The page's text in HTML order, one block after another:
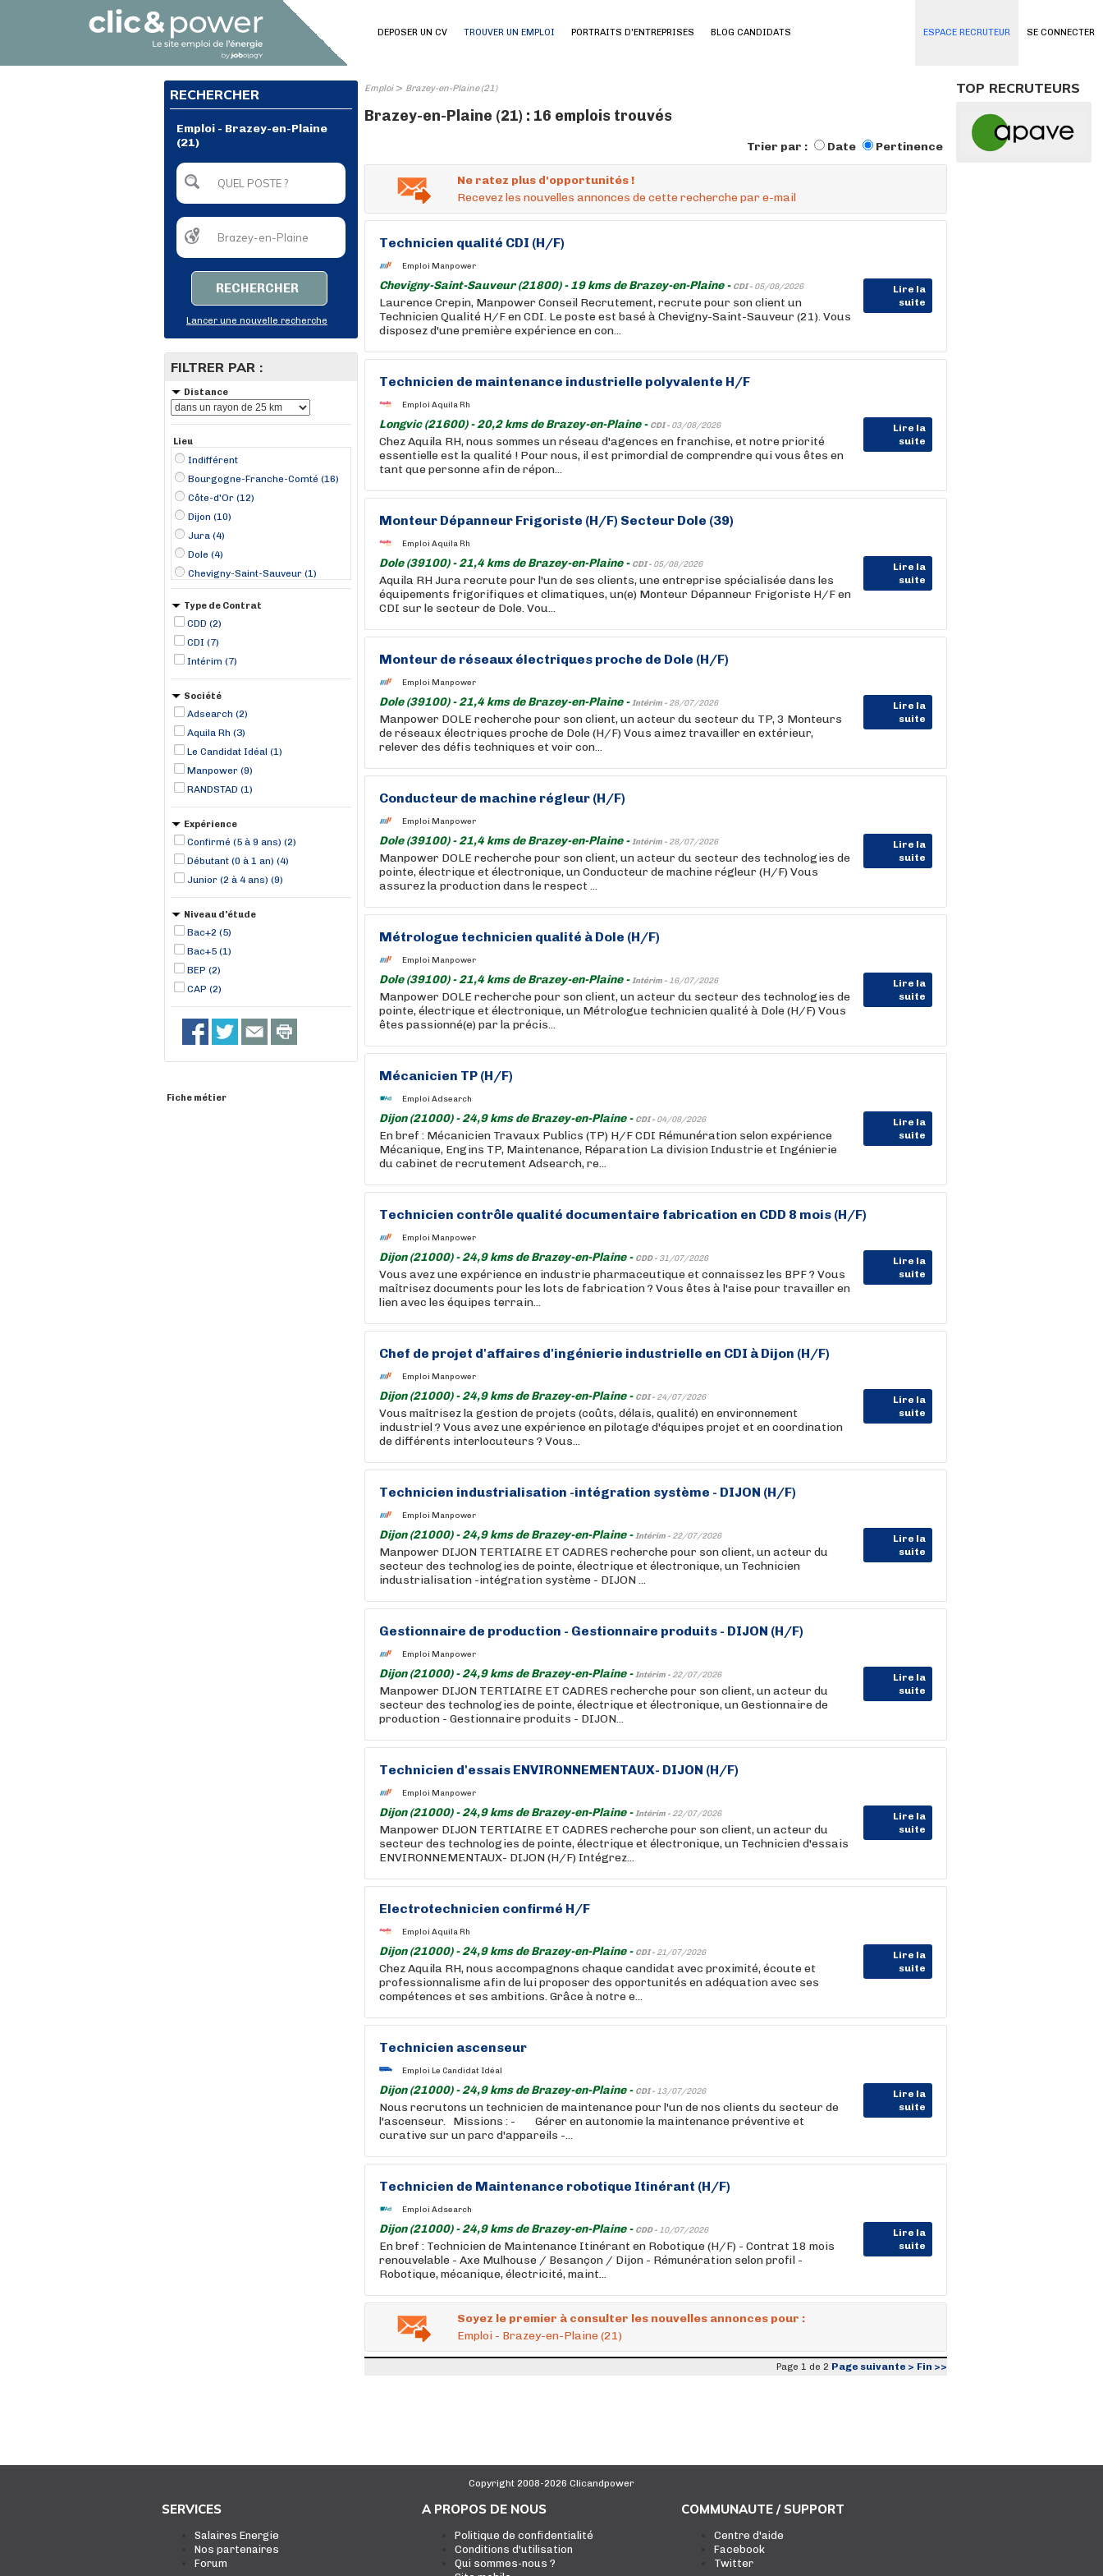
SE CONNECTER
DEPOSER UN CV TROUVER UN EMPLOI PORTRAITS D'ENTREPRISES BLOG CANDIDATS ESPACE RECRUTEUR
RECHERCHER
Emploi - Brazey-en-Plaine
(21)
RECHERCHER
Lancer une nouvelle recherche
FILTRER PAR :
Distance
Lieu
Indifférent
Bourgogne-Franche-Comté (16)
Côte-d'Or (12)
Dijon (10)
Jura (4)
Dole (4)
Chevigny-Saint-Sauveur (1)
Longvic (1)
Type de Contrat
CDD (2)
CDI (7)
Intérim (7)
Société
Adsearch (2)
Aquila Rh (3)
Le Candidat Idéal (1)
Manpower (9)
RANDSTAD (1)
Expérience
Confirmé (5 à 9 ans) (2)
Débutant (0 à 1 an) (4)
Junior (2 à 4 ans) (9)
Niveau d'étude
Bac+2 (5)
Bac+5 (1)
BEP (2)
CAP (2)
Fiche métier
Emploi> Brazey-en-Plaine (21)
Brazey-en-Plaine (21) : 16 emplois trouvés
Trier par : Date Pertinence
Ne ratez plus d'opportunités !
Recevez les nouvelles annonces de cette recherche par e-mail
Technicien qualité CDI (H/F)
Emploi Manpower
Chevigny-Saint-Sauveur (21800) - 19 kms de Brazey-en-Plaine - CDI - 05/08/2026
Lire la
suite
Laurence Crepin, Manpower Conseil Recrutement, recrute pour son client un
Technicien Qualité H/F en CDI. Le poste est basé à Chevigny-Saint-Sauveur (21). Vous
disposez d'une première expérience en con...
Technicien de maintenance industrielle polyvalente H/F
Emploi Aquila Rh
Longvic (21600) - 20,2 kms de Brazey-en-Plaine - CDI - 03/08/2026
Lire la
suite
Chez Aquila RH, nous sommes un réseau d'agences en franchise, et notre priorité
essentielle est la qualité ! Pour nous, il est primordial de comprendre qui vous êtes en
tant que personne afin de répon...
Monteur Dépanneur Frigoriste (H/F) Secteur Dole (39)
Emploi Aquila Rh
Dole (39100) - 21,4 kms de Brazey-en-Plaine - CDI - 05/08/2026
Lire la
suite
Aquila RH Jura recrute pour l'un de ses clients, une entreprise spécialisée dans les
équipements frigorifiques et climatiques, un(e) Monteur Dépanneur Frigoriste H/F en
CDI sur le secteur de Dole. Vou...
Monteur de réseaux électriques proche de Dole (H/F)
Emploi Manpower
Dole (39100) - 21,4 kms de Brazey-en-Plaine -Intérim - 28/07/2026
Lire la
suite
Manpower DOLE recherche pour son client, un acteur du secteur du TP, 3 Monteurs
de réseaux électriques proche de Dole (H/F) Vous aimez travailler en extérieur,
relever des défis techniques et voir con...
Conducteur de machine régleur (H/F)
Emploi Manpower
Dole (39100) - 21,4 kms de Brazey-en-Plaine -Intérim - 28/07/2026
Lire la
suite
Manpower DOLE recherche pour son client, un acteur du secteur des technologies de
pointe, électrique et électronique, un Conducteur de machine régleur (H/F) Vous
assurez la production dans le respect ...
Métrologue technicien qualité à Dole (H/F)
Emploi Manpower
Dole (39100) - 21,4 kms de Brazey-en-Plaine -Intérim - 16/07/2026
Lire la
suite
Manpower DOLE recherche pour son client, un acteur du secteur des technologies de
pointe, électrique et électronique, un Métrologue technicien qualité à Dole (H/F) Vous
êtes passionné(e) par la précis...
Mécanicien TP (H/F)
Emploi Adsearch
Dijon (21000) - 24,9 kms de Brazey-en-Plaine - CDI - 04/08/2026
Lire la
suite
En bref : Mécanicien Travaux Publics (TP) H/F CDI Rémunération selon expérience
Mécanique, Engins TP, Maintenance, Réparation La division Industrie et Ingénierie
du cabinet de recrutement Adsearch, re...
Technicien contrôle qualité documentaire fabrication en CDD 8 mois (H/F)
Emploi Manpower
Dijon (21000) - 24,9 kms de Brazey-en-Plaine - CDD - 31/07/2026
Lire la
suite
Vous avez une expérience en industrie pharmaceutique et connaissez les BPF ? Vous
maîtrisez documents pour les lots de fabrication ? Vous êtes à l'aise pour travailler en
lien avec les équipes terrain...
Chef de projet d'affaires d'ingénierie industrielle en CDI à Dijon (H/F)
Emploi Manpower
Dijon (21000) - 24,9 kms de Brazey-en-Plaine - CDI - 24/07/2026
Lire la
suite
Vous maîtrisez la gestion de projets (coûts, délais, qualité) en environnement
industriel ? Vous avez une expérience en pilotage d'équipes projet et en coordination
de différents interlocuteurs ? Vous...
Technicien industrialisation -intégration système - DIJON (H/F)
Emploi Manpower
Dijon (21000) - 24,9 kms de Brazey-en-Plaine -Intérim - 22/07/2026
Lire la
suite
Manpower DIJON TERTIAIRE ET CADRES recherche pour son client, un acteur du
secteur des technologies de pointe, électrique et électronique, un Technicien
industrialisation -intégration système - DIJON ...
Gestionnaire de production - Gestionnaire produits - DIJON (H/F)
Emploi Manpower
Dijon (21000) - 24,9 kms de Brazey-en-Plaine -Intérim - 22/07/2026
Lire la
suite
Manpower DIJON TERTIAIRE ET CADRES recherche pour son client, un acteur du
secteur des technologies de pointe, électrique et électronique, un Gestionnaire de
production - Gestionnaire produits - DIJON...
Technicien d'essais ENVIRONNEMENTAUX- DIJON (H/F)
Emploi Manpower
Dijon (21000) - 24,9 kms de Brazey-en-Plaine -Intérim - 22/07/2026
Lire la
suite
Manpower DIJON TERTIAIRE ET CADRES recherche pour son client, un acteur du
secteur des technologies de pointe, électrique et électronique, un Technicien d'essais
ENVIRONNEMENTAUX- DIJON (H/F) Intégrez...
Electrotechnicien confirmé H/F
Emploi Aquila Rh
Dijon (21000) - 24,9 kms de Brazey-en-Plaine - CDI - 21/07/2026
Lire la
suite
Chez Aquila RH, nous accompagnons chaque candidat avec proximité, écoute et
professionnalisme afin de lui proposer des opportunités en adéquation avec ses
compétences et ses ambitions. Grâce à notre e...
Technicien ascenseur
Emploi Le Candidat Idéal
Dijon (21000) - 24,9 kms de Brazey-en-Plaine - CDI - 13/07/2026
Lire la
suite
Nous recrutons un technicien de maintenance pour l'un de nos clients du secteur de
l'ascenseur. Missions : - Gérer en autonomie la maintenance préventive et
curative sur un parc d'appareils -...
Technicien de Maintenance robotique Itinérant (H/F)
Emploi Adsearch
Dijon (21000) - 24,9 kms de Brazey-en-Plaine - CDD - 10/07/2026
Lire la
suite
En bref : Technicien de Maintenance Itinérant en Robotique (H/F) - Contrat 18 mois
renouvelable - Axe Mulhouse / Besançon / Dijon - Rémunération selon profil -
Robotique, mécanique, électricité, maint...
Soyez le premier à consulter les nouvelles annonces pour :
Emploi - Brazey-en-Plaine (21)
Page 1 de 2 Page suivante > Fin >>
TOP RECRUTEURS
Copyright 2008-2026 Clicandpower
SERVICES
Salaires Energie
Nos partenaires
Forum
A PROPOS DE NOUS
Politique de confidentialité
Conditions d'utilisation
Qui sommes-nous ?
COMMUNAUTE / SUPPORT
Centre d'aide
Facebook
Twitter